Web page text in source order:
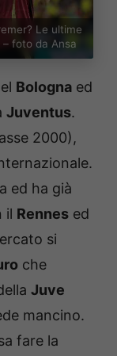
Le ultime
foto da Ansa
Bologna ed
Juventus.
2000),
ed ha già
il Rennes ed
si
che
Juve
mancino.
fare la